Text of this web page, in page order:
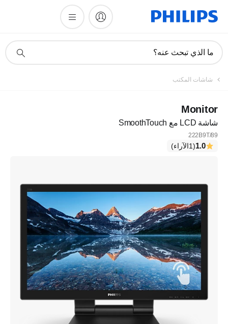
دعم
ما الذي تبحث عنه؟
شاشات المكتب
Monitor
شاشة LCD مع SmoothTouch
222B9T/89
1.0(1الآراء)